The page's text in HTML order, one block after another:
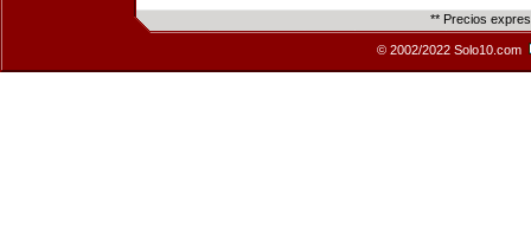
** Precios
© 2002/2022 Solo10.com